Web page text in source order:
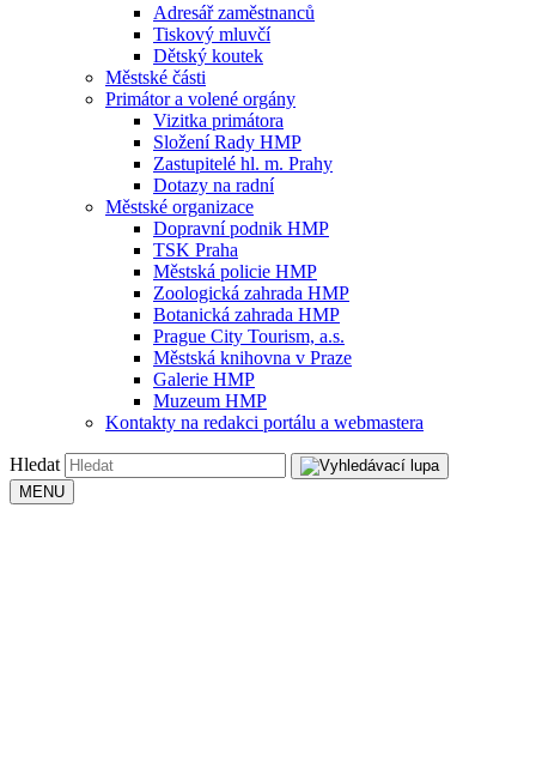
Adresář zaměstnanců
Tiskový mluvčí
Dětský koutek
Městské části
Primátor a volené orgány
Vizitka primátora
Složení Rady HMP
Zastupitelé hl. m. Prahy
Dotazy na radní
Městské organizace
Dopravní podnik HMP
TSK Praha
Městská policie HMP
Zoologická zahrada HMP
Botanická zahrada HMP
Prague City Tourism, a.s.
Městská knihovna v Praze
Galerie HMP
Muzeum HMP
Kontakty na redakci portálu a webmastera
Hledat
MENU